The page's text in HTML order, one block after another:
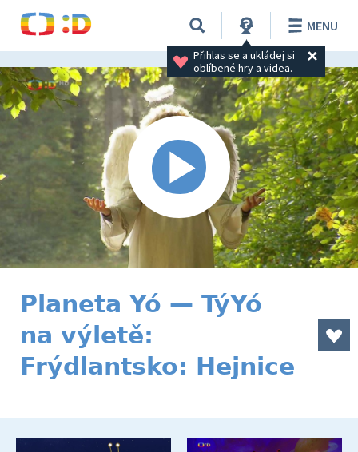
Přihlas se a ukládej si
oblíbené hry a videa.
MENU
Planeta Yó — TýYó
na výletě:
Frýdlantsko: Hejnice